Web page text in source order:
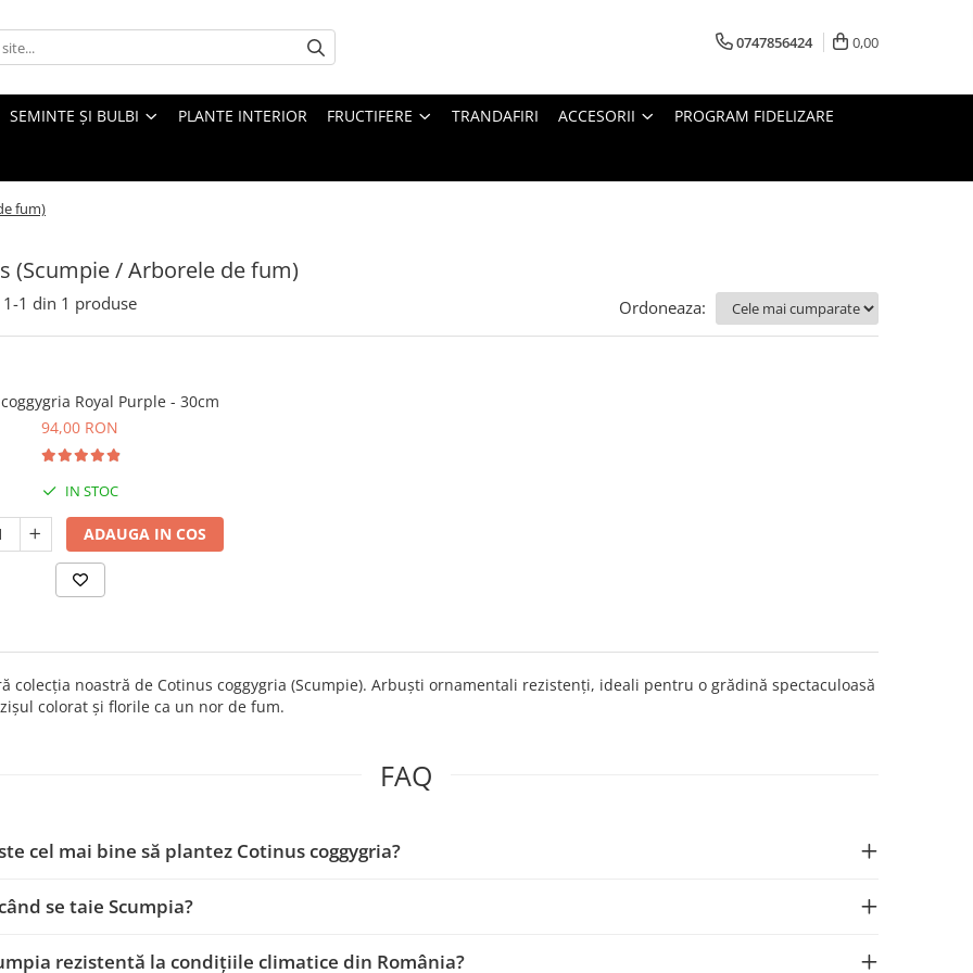
0747856424 0,00
SEMINTE ȘI BULBI PLANTE INTERIOR FRUCTIFERE TRANDAFIRI ACCESORII PROGRAM FIDELIZARE
fum)
(Scumpie / Arborele de fum)
1-1 din 1 produse Ordoneaza:
Royal Purple - 30cm
94,00 RON
IN STOC
ADAUGA IN COS
colecția noastră de Cotinus coggygria (Scumpie). Arbuști ornamentali rezistenți, ideali pentru o grădină spectaculoasă
colorat și florile ca un nor de fum.
FAQ
cel mai bine să plantez Cotinus coggygria?
se taie Scumpia?
rezistentă la condițiile climatice din România?